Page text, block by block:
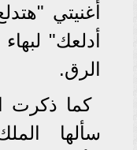
أغنيتي
أدلعك"
الرق.
كما ذكرت
سألها